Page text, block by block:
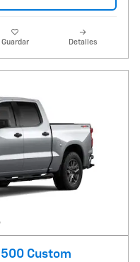
Guardar Detalles
Custom